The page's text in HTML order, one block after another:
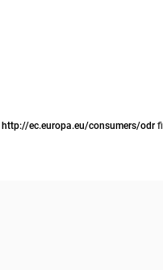
http://ec.europa.eu/consumers/odr